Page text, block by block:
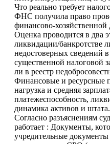
Что реально требует
ФНС получила право
финансово-
Оценка проводится в два
ликвидации/банкротстве
недостоверных сведений
существенной налоговой
ли в реестр
Финансовые и ресурсные
нагрузка и средняя
платежеспособность,
динамика активов и
Согласно разъяснениям
работает : Документы,
учредительные